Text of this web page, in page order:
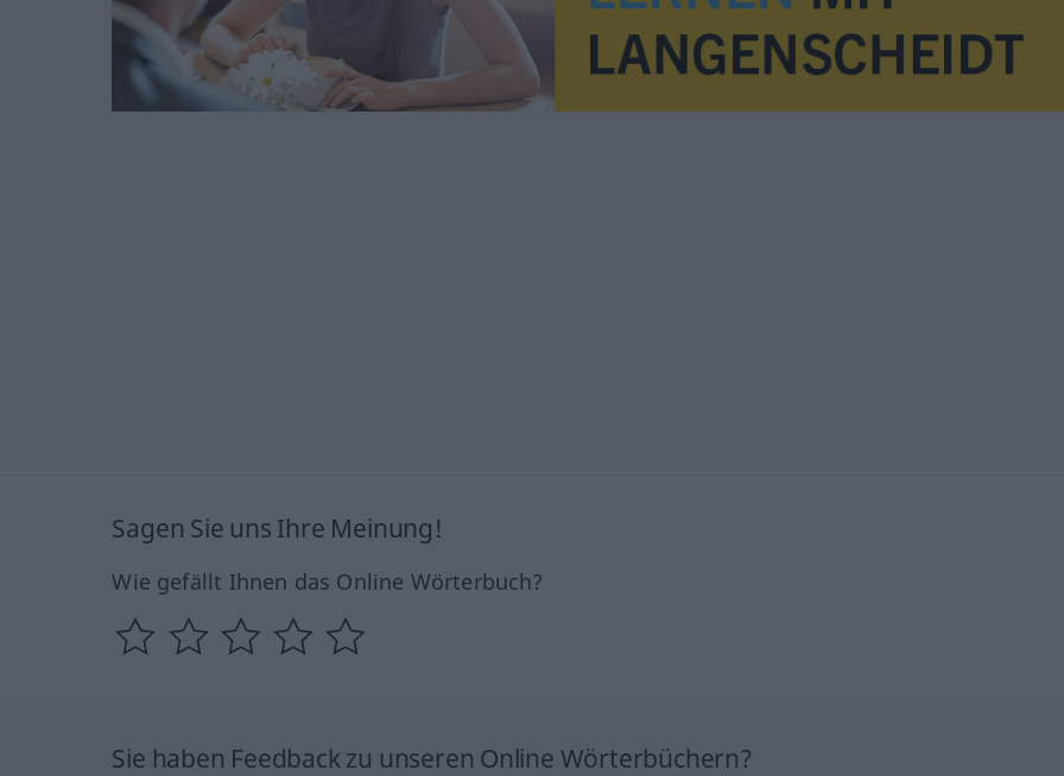
Sagen Sie uns Ihre Meinung!
Wie gefällt Ihnen das Online Wörterbuch?
Sie haben Feedback zu unseren Online Wörterbüchern?